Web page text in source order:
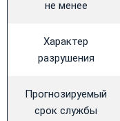
не менее
Характер
разрушения
Прогнозируемый
срок службы